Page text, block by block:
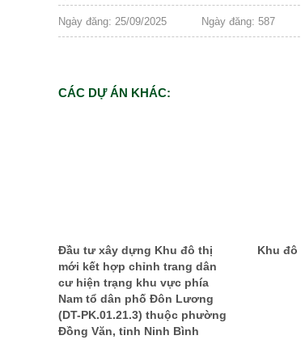
Ngày đăng: 25/09/2025 Ngày đăng: 587
CÁC DỰ ÁN KHÁC:
Đầu tư xây dựng Khu đô thị
mới kết hợp chỉnh trang dân
cư hiện trạng khu vực phía
Nam tổ dân phố Đôn Lương
(DT-PK.01.21.3) thuộc phường
Đồng Văn, tỉnh Ninh Bình
Khu đô